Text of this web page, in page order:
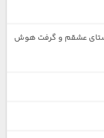
عشقم و گرفت هوش